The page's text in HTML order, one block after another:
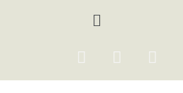
Menu
F
I
Y